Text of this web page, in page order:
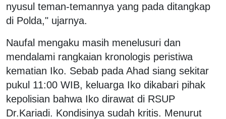
nyusul teman-temannya yang pada ditangkap
di Polda," ujarnya.
Naufal mengaku masih menelusuri dan
mendalami rangkaian kronologis peristiwa
kematian Iko. Sebab pada Ahad siang sekitar
pukul 11:00 WIB, keluarga Iko dikabari pihak
kepolisian bahwa Iko dirawat di RSUP
Dr.Kariadi. Kondisinya sudah kritis. Menurut